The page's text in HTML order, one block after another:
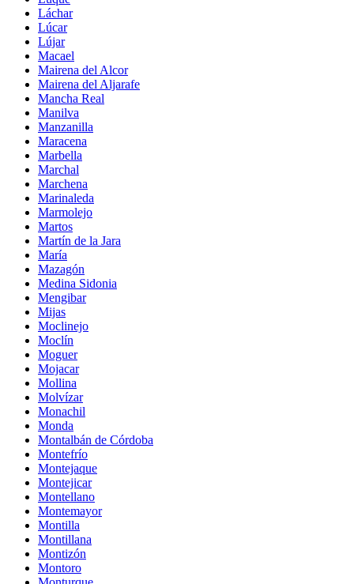
Láchar
Lúcar
Lújar
Macael
Mairena del Alcor
Mairena del Aljarafe
Mancha Real
Manilva
Manzanilla
Maracena
Marbella
Marchal
Marchena
Marinaleda
Marmolejo
Martos
Martín de la Jara
María
Mazagón
Medina Sidonia
Mengibar
Mijas
Moclinejo
Moclín
Moguer
Mojacar
Mollina
Molvízar
Monachil
Monda
Montalbán de Córdoba
Montefrío
Montejaque
Montejicar
Montellano
Montemayor
Montilla
Montillana
Montizón
Montoro